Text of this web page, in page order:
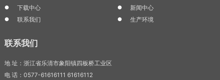
下载中心
新闻中心
联系我们
生产环境
联系我们
地 址：浙江省乐清市象阳镇四板桥工业区
电 话：0577-61616111 61616112